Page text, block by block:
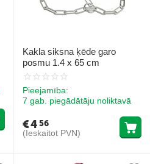
Kakla siksna ķēde garo
posmu 1.4 x 65 cm
Pieejamība:
7 gab. piegādātāju noliktavā
€456
(Ieskaitot PVN)